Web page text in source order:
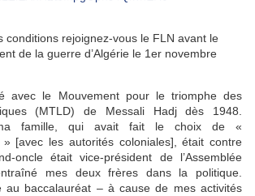
conditions rejoignez-vous le FLN avant le
de la guerre d’Algérie le 1er novembre
avec le Mouvement pour le triomphe des
(MTLD) de Messali Hadj dès 1948.
famille, qui avait fait le choix de «
» [avec les autorités coloniales], était contre
oncle était vice-président de l’Assemblée
mes deux frères dans la politique.
au baccalauréat – à cause de mes activités